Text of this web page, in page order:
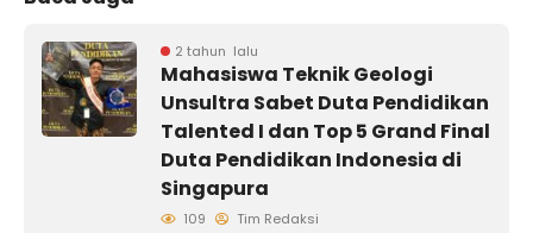
2 tahun lalu
Mahasiswa Teknik Geologi
Unsultra Sabet Duta Pendidikan
Talented I dan Top 5 Grand Final
Duta Pendidikan Indonesia di
Singapura
109 Tim Redaksi